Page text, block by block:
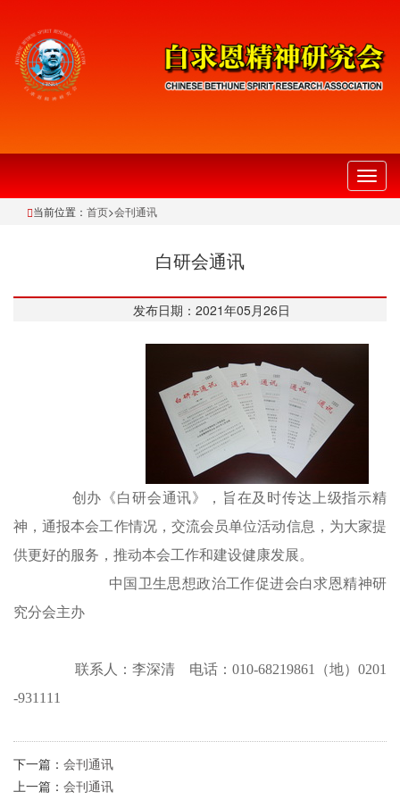
切
换
当前位置： 首页>会刊通讯
白研会通讯
发布日期：2021年05月26日
创办《白研会通讯》，旨在及时传达上级指示精
神，通报本会工作情况，交流会员单位活动信息，为大家提
供更好的服务，推动本会工作和建设健康发展。
中国卫生思想政治工作促进会白求恩精神研
究分会主办
联系人：李深清 电话：010-68219861（地）0201
-931111
下一篇： 会刊通讯
上一篇： 会刊通讯